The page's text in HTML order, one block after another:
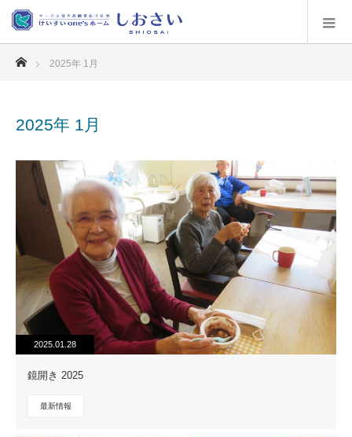
ホーム
2025年 1月
2025年 1月
2025.01.28
鏡開き 2025
最新情報